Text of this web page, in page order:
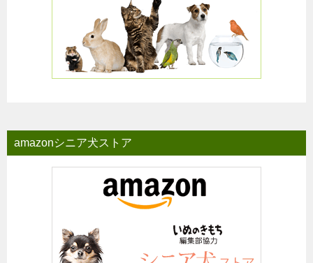
amazonシニア犬ストア